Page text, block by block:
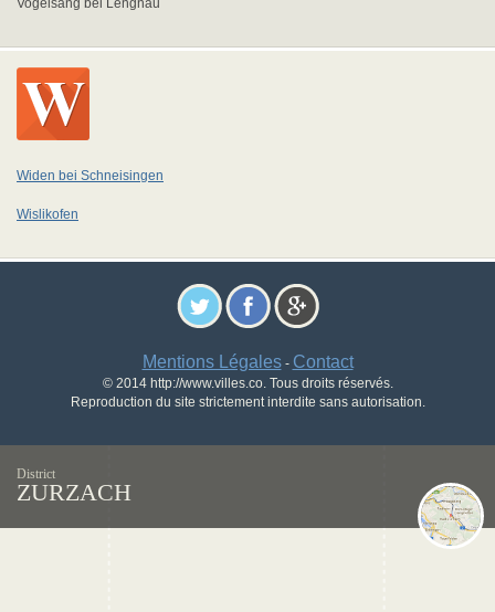
Vogelsang bei Lengnau
Widen bei Schneisingen
Wislikofen
Mentions Légales- Contact
© 2014 http://www.villes.co. Tous droits réservés.
Reproduction du site strictement interdite sans autorisation.
District
ZURZACH